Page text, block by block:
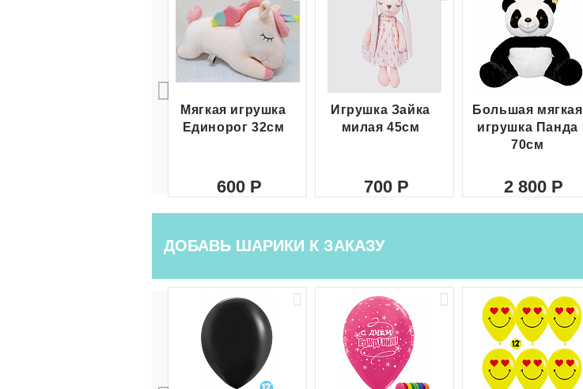
Мягкая игрушка
Единорог 32см
600
Игрушка Зайка
милая 45см
700
Большая мягкая
игрушка Панда
70см
2 800
ДОБАВЬ ШАРИКИ К ЗАКАЗУ